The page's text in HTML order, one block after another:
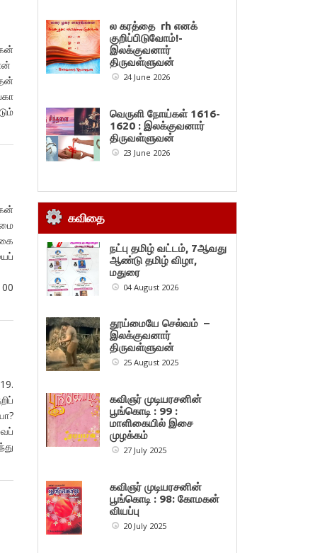
ல கரத்தை rh எனக்
குறிப்பிடுவோம்!-
இலக்குவனார்
திருவள்ளுவன்
24 June 2026
வெருளி நோய்கள் 1616-
1620 : இலக்குவனார்
திருவள்ளுவன்
23 June 2026
கவிதை
நட்பு தமிழ் வட்டம், 7ஆவது
ஆண்டு தமிழ் விழா,
மதுரை
04 August 2026
தூய்மையே செல்வம் –
இலக்குவனார்
திருவள்ளுவன்
25 August 2025
கவிஞர் முடியரசனின்
பூங்கொடி : 99 :
மாளிகையில் இசை
முழக்கம்
27 July 2025
கவிஞர் முடியரசனின்
பூங்கொடி : 98: கோமகன்
வியப்பு
20 July 2025